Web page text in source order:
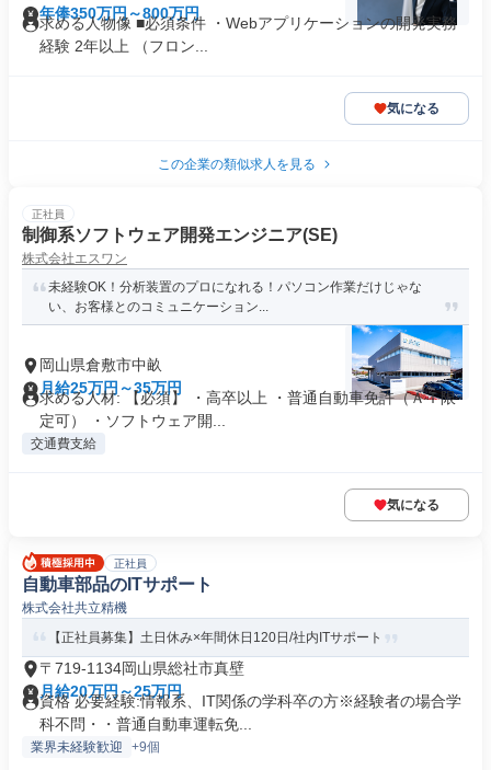
年俸350万円～800万円
求める人物像 ■必須条件 ・Webアプリケーションの開発実務
経験 2年以上 （フロン...
気になる
この企業の類似求人を見る
正社員
制御系ソフトウェア開発エンジニア(SE)
株式会社エスワン
未経験OK！分析装置のプロになれる！パソコン作業だけじゃな
い、お客様とのコミュニケーション...
岡山県倉敷市中畝
月給25万円～35万円
求める人材: 【必須】 ・高卒以上 ・普通自動車免許（ＡＴ限
定可） ・ソフトウェア開...
交通費支給
気になる
正社員
自動車部品のITサポート
株式会社共立精機
【正社員募集】土日休み×年間休日120日/社内ITサポート
〒719-1134岡山県総社市真壁
月給20万円～25万円
資格 必要経験:情報系、IT関係の学科卒の方※経験者の場合学
科不問・・普通自動車運転免...
業界未経験歓迎 +9個